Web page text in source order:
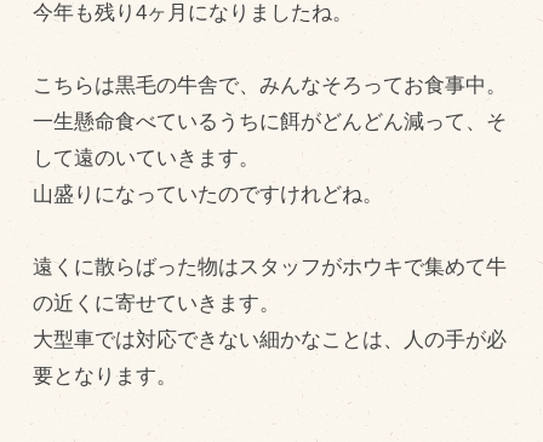
今年も残り4ヶ月になりましたね。
こちらは黒毛の牛舎で、みんなそろってお食事中。
一生懸命食べているうちに餌がどんどん減って、そ
して遠のいていきます。
山盛りになっていたのですけれどね。
遠くに散らばった物はスタッフがホウキで集めて牛
の近くに寄せていきます。
大型車では対応できない細かなことは、人の手が必
要となります。
牧場の仕事
飼育している牛について
販売加工場
食肉加工場を新設
衛生管理体制
業務管理体制
品質管理体制